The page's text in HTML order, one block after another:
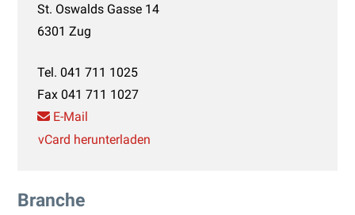
St. Oswalds Gasse 14
6301 Zug
Tel. 041 711 1025
Fax 041 711 1027
E-Mail
vCard herunterladen
Branche